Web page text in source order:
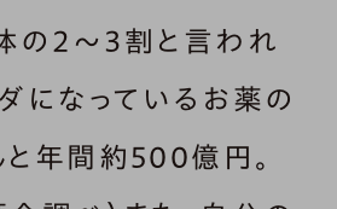
の２～３割と言われ
になっているお薬の
と年間約500億円。